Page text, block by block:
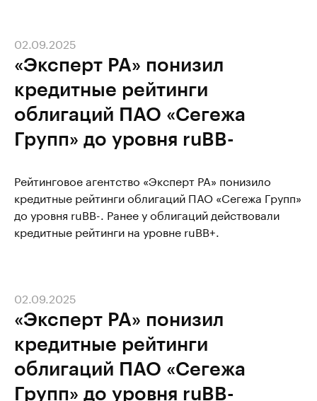
«Эксперт РА» понизил
кредитные рейтинги
облигаций ПАО «Сегежа
Групп» до уровня ruBB-
02.09.2025
Рейтинговое агентство «Эксперт РА» понизило
кредитные рейтинги облигаций ПАО «Сегежа Групп»
до уровня ruBB-. Ранее у облигаций действовали
кредитные рейтинги на уровне ruBB+.
«Эксперт РА» понизил
кредитные рейтинги
облигаций ПАО «Сегежа
Групп» до уровня ruBB-
02.09.2025